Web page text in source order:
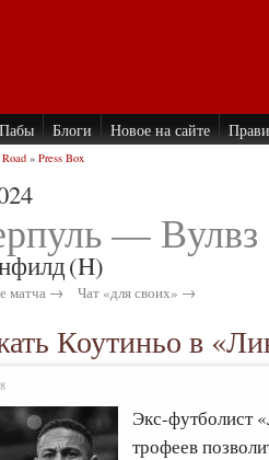
Пабы Блоги Новое на сайте
» Press Box
— Вулвз
(H)
матча → Чат «для своих» →
Коутиньо в
Экс-футболист
трофеев